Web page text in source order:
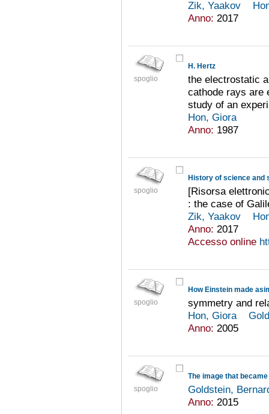
Zik, Yaakov
Anno: 2017
spoglio
H. Hertz
the electrostatic
cathode rays are
study of an
Hon, Giora
Anno: 1987
spoglio
History of science and
[Risorsa
: the case of
Zik, Yaakov
Anno: 2017
Accesso online
spoglio
How Einstein made
symmetry and
Hon, Giora
Anno: 2005
spoglio
The image that
Goldstein,
Anno: 2015